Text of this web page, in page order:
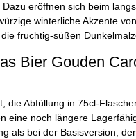
eröffnen sich beim
winterliche Akzente
fruchtig-süßen
Bier Gouden
die Abfüllung in 75cl-
eine noch längere
als bei der Basisversion,